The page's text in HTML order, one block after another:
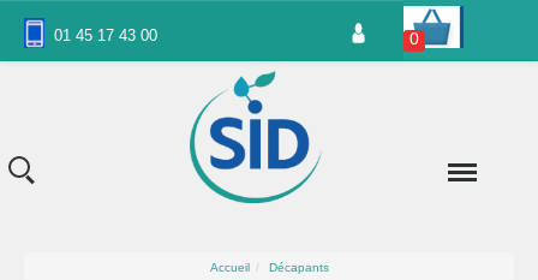
01 45 17 43 00 0
Accueil Décapants